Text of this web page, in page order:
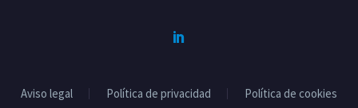
Aviso legal Política de privacidad Política de cookies